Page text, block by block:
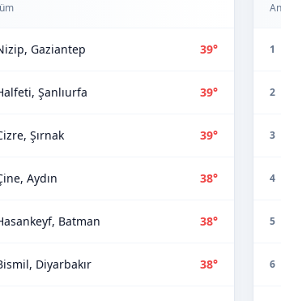
Gaziantep 39°
Şanlıurfa 39°
Şırnak 39°
Aydın 38°
Batman 38°
Diyarbakır 38°
1
2
3
4
5
6